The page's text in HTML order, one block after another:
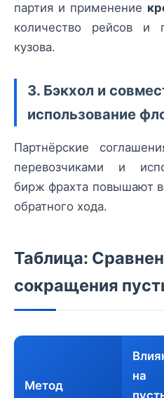
партия и применение
количество рейсов и
кузова.
3. Бэкхол и
использование
Партнёрские
перевозчиками и
бирж фрахта повышают
обратного хода.
Таблица:
сокращения
Метод
на